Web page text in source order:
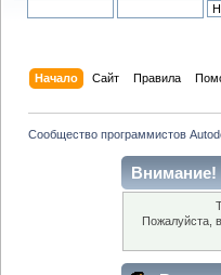
Начало Сайт Правила
Сообщество программистов
Внимание!
Пожалуйста,